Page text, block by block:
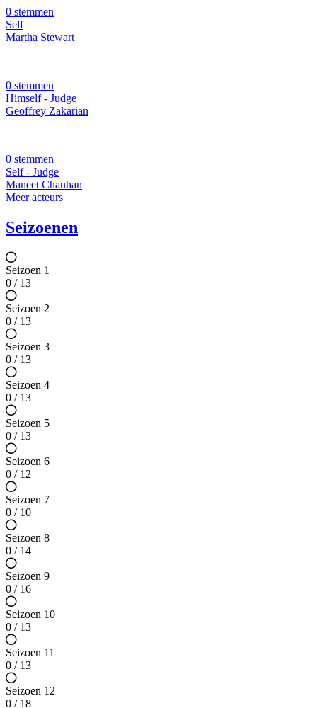
0 stemmen
Self
Martha Stewart
0 stemmen
Himself - Judge
Geoffrey Zakarian
0 stemmen
Self - Judge
Maneet Chauhan
Meer acteurs
Seizoenen
Seizoen 1
0 / 13
Seizoen 2
0 / 13
Seizoen 3
0 / 13
Seizoen 4
0 / 13
Seizoen 5
0 / 13
Seizoen 6
0 / 12
Seizoen 7
0 / 10
Seizoen 8
0 / 14
Seizoen 9
0 / 16
Seizoen 10
0 / 13
Seizoen 11
0 / 13
Seizoen 12
0 / 18